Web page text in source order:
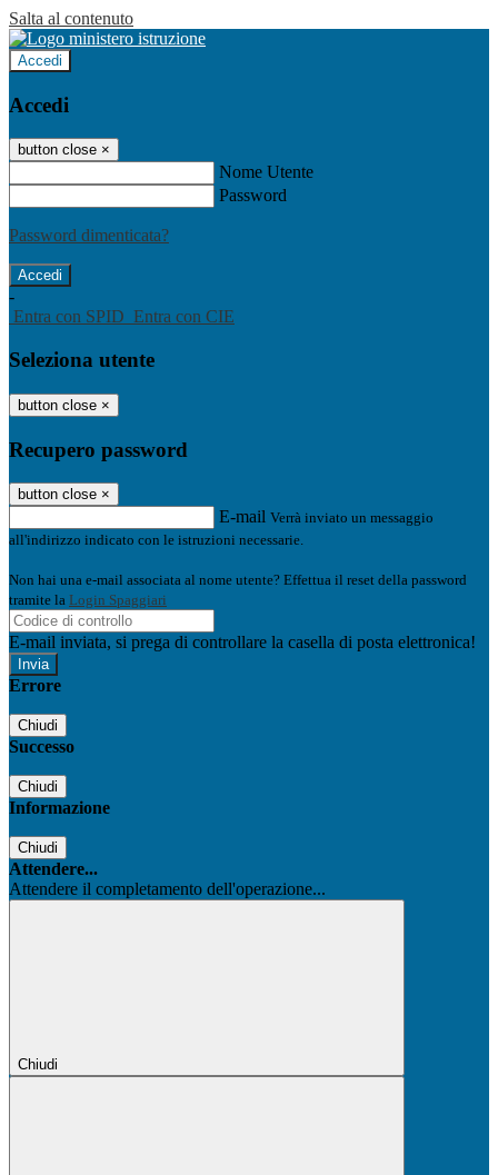
Salta al contenuto
Accedi
Accedi
button close ×
Nome Utente
Password
Password dimenticata?
-
Entra con SPID Entra con CIE
Seleziona utente
button close ×
Recupero password
button close ×
E-mail Verrà inviato un messaggio
all'indirizzo indicato con le istruzioni necessarie.
Non hai una e-mail associata al nome utente? Effettua il reset della password
tramite la Login Spaggiari
E-mail inviata, si prega di controllare la casella di posta elettronica!
Errore
Chiudi
Successo
Chiudi
Informazione
Chiudi
Attendere...
Attendere il completamento dell'operazione...
Chiudi